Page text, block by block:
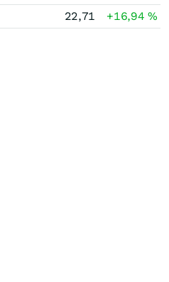
22,71 +16,94%